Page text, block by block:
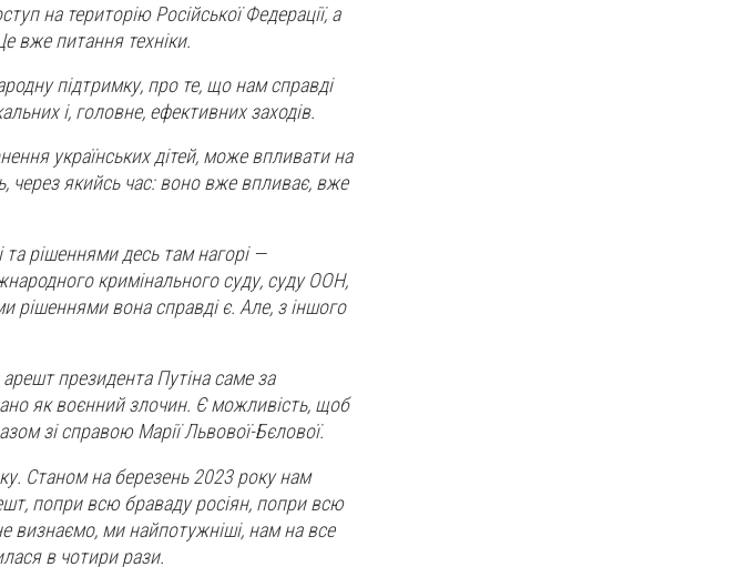
на територію Російської Федерації, а
вже питання техніки.
підтримку, про те, що нам справді
і, головне, ефективних заходів.
українських дітей, може впливати на
через якийсь час: воно вже впливає, вже
рішеннями десь там нагорі —
кримінального суду, суду ООН,
рішеннями вона справді є. Але, з іншого
президента Путіна саме за
як воєнний злочин. Є можливість, щоб
зі справою Марії Львової-Бєлової.
Станом на березень 2023 року нам
попри всю браваду росіян, попри всю
визнаємо, ми найпотужніші, нам на все
в чотири рази.